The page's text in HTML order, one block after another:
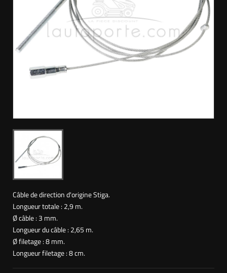
Câble de direction d'origine Stiga.
Longueur totale : 2,9 m.
Ø câble : 3 mm.
Longueur du câble : 2,65 m.
Ø filetage : 8 mm.
Longueur filetage : 8 cm.